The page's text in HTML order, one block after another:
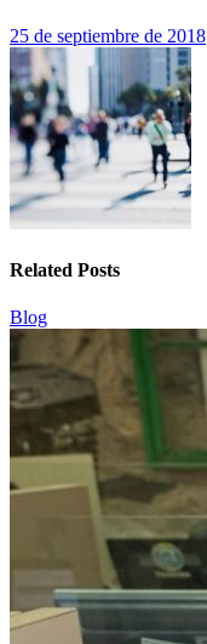
25 de septiembre de 2018
Related Posts
Blog